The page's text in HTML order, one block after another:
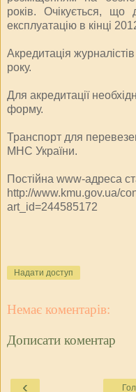
років. Очікується,
експлуатацію в кінці
Акредитація
року.
Для акредитації
форму.
Транспорт для
МНС України.
Постійна www-адреса
http://www.kmu.gov.ua/
art_id=244585172
Надати доступ
Немає коментарів:
Дописати коментар
‹